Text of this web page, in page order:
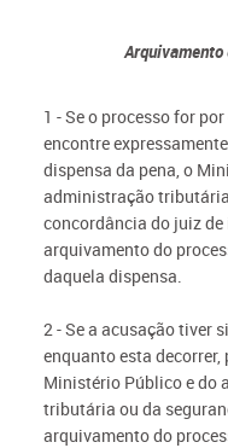
Arquivamento
1 - Se o processo for
encontre
dispensa da pena, o
administração
concordância do juiz
arquivamento do
daquela dispensa.
2 - Se a acusação tiver
enquanto esta
Ministério Público e do
tributária ou da
arquivamento do